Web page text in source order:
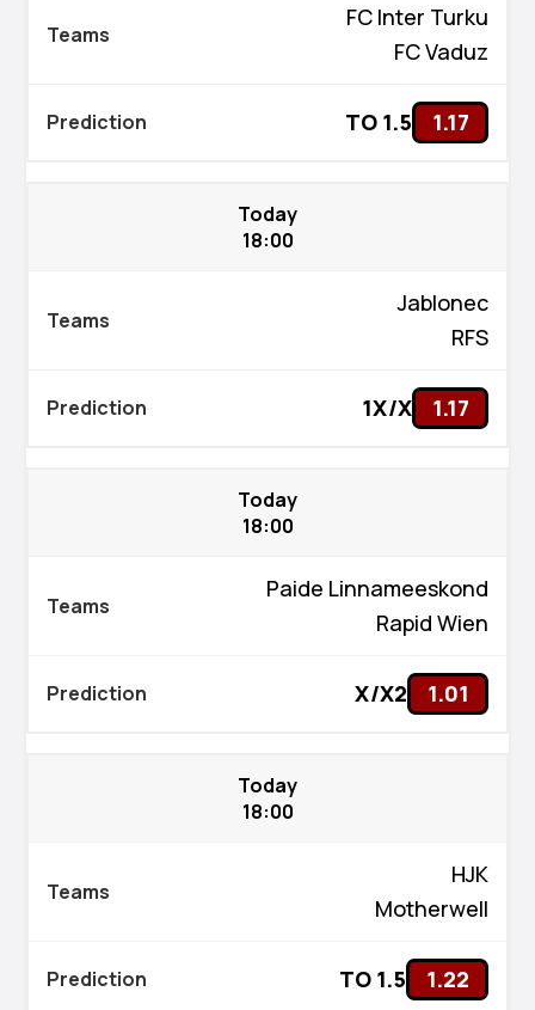
FC Inter Turku
FC Vaduz
TO 1.5 1.17
Today
18:00
Jablonec
RFS
1X/X 1.17
Today
18:00
Paide Linnameeskond
Rapid Wien
X/X2 1.01
Today
18:00
HJK
Motherwell
TO 1.5 1.22